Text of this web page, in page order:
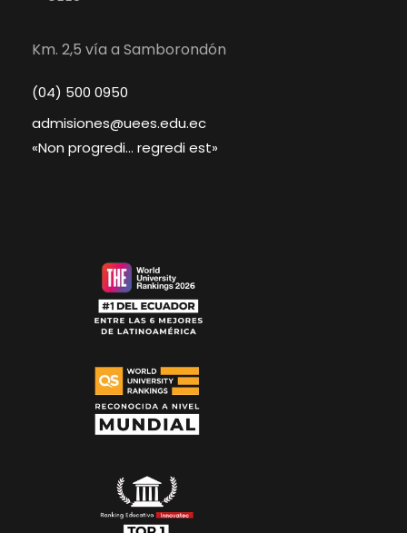
Km. 2,5 vía a Samborondón
(04) 500 0950
admisiones@uees.edu.ec
«Non progredi… regredi est»